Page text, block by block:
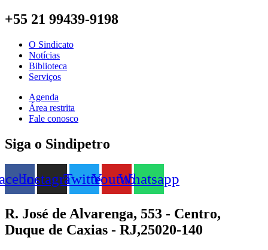
+55 21 99439-9198
O Sindicato
Notícias
Biblioteca
Serviços
Agenda
Área restrita
Fale conosco
Siga o Sindipetro
InstagramTwitterYoutubeWhatsapp
R. José de Alvarenga, 553 - Centro,
Duque de Caxias - RJ,25020-140